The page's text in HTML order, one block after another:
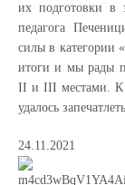
их подготовки в
педагога
силы в категории
итоги и мы рады
II и III местами. К
удалось
24.11.2021